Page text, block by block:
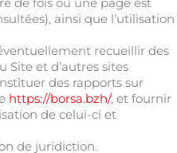
de fois où une page est
ainsi que l’utilisation
recueillir des
Site et d’autres sites
des rapports sur
https://borsa.bzh/, et fournir
de celui-ci et
de juridiction.